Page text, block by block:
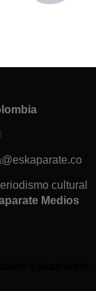
cultural
Medios